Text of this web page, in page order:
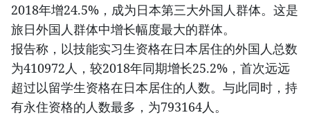
2018年增24.5%，成为日本第三大外国人群体。这是
旅日外国人群体中增长幅度最大的群体。
报告称，以技能实习生资格在日本居住的外国人总数
为410972人，较2018年同期增长25.2%，首次远远
超过以留学生资格在日本居住的人数。与此同时，持
有永住资格的人数最多，为793164人。